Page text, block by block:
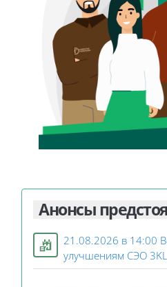
Анонсы
21.08.2026 в 14:00
улучшениям СЭО